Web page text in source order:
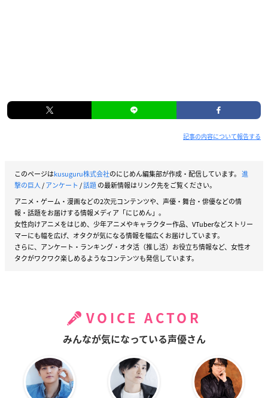
記事の内容について報告する
このページはkusuguru株式会社のにじめん編集部が作成・配信しています。 進
撃の巨人/アンケート /話題の最新情報はリンク先をご覧ください。
アニメ・ゲーム・漫画などの2次元コンテンツや、声優・舞台・俳優などの情
報・話題をお届けする情報メディア「にじめん」。
女性向けアニメをはじめ、少年アニメやキャラクター作品、VTuberなどストリー
マーにも幅を広げ、オタクが気になる情報を幅広くお届けしています。
さらに、アンケート・ランキング・オタ活（推し活）お役立ち情報など、女性オ
タクがワクワク楽しめるようなコンテンツも発信しています。
VOICE ACTOR
みんなが気になっている声優さん